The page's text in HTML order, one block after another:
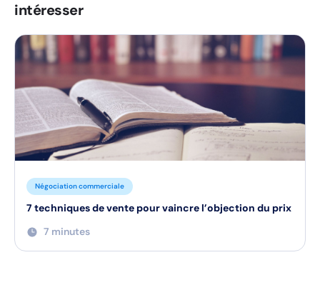
intéresser
Négociation commerciale
7 techniques de vente pour vaincre l’objection du prix
7 minutes